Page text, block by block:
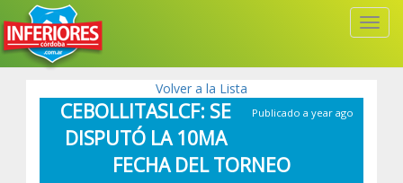
Volver a la Lista
Publicado a year ago
CEBOLLITASLCF: SE
DISPUTÓ LA 10MA
FECHA DEL TORNEO